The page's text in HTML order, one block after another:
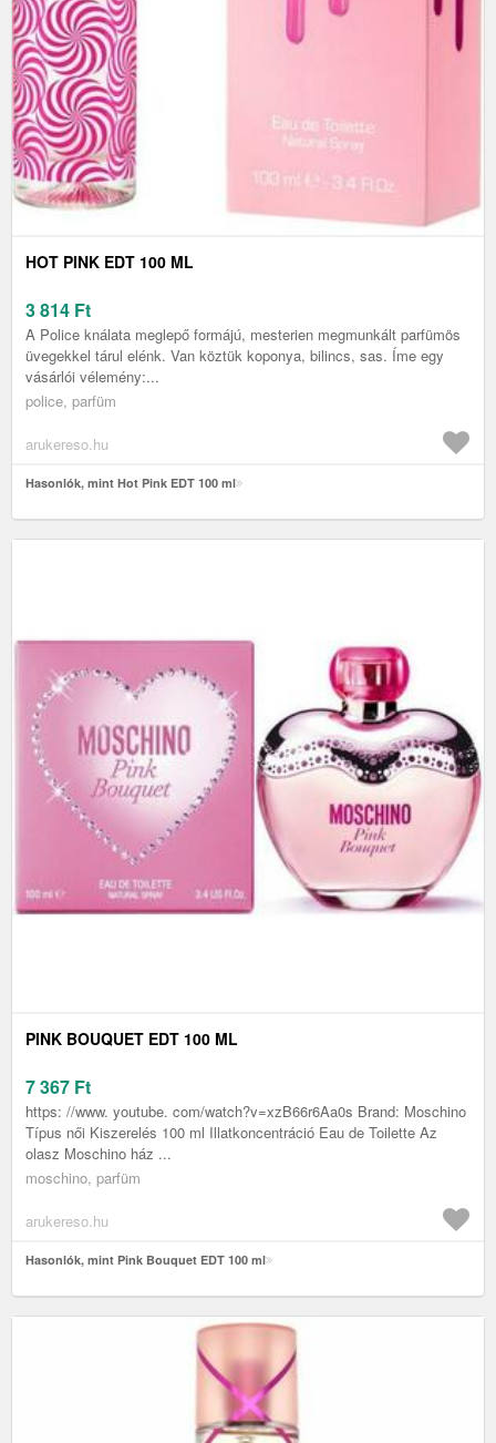
HOT PINK EDT 100 ML
3 814 Ft
A Police knálata meglepő formájú, mesterien megmunkált parfümös
üvegekkel tárul elénk. Van köztük koponya, bilincs, sas. Íme egy
vásárlói vélemény:...
police, parfüm
arukereso.hu
Hasonlók, mint Hot Pink EDT 100 ml
PINK BOUQUET EDT 100 ML
7 367 Ft
https: //www. youtube. com/watch?v=xzB66r6Aa0s Brand: Moschino
Típus női Kiszerelés 100 ml Illatkoncentráció Eau de Toilette Az
olasz Moschino ház ...
moschino, parfüm
arukereso.hu
Hasonlók, mint Pink Bouquet EDT 100 ml